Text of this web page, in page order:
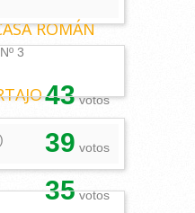
ROMÁN
3
43votos
) 39 votos
35votos